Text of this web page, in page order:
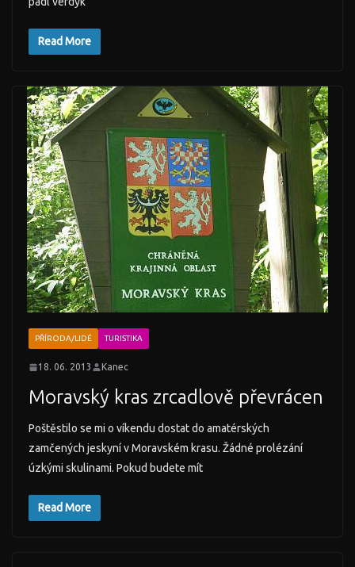
Read More
PŘÍRODA/LIDÉ TURISTIKA
18. 06. 2013 Kanec
Moravský kras zrcadlově převrácen
Poštěstilo se mi o víkendu dostat do amatérských
zamčených jeskyní v Moravském krasu. Žádné prolézání
úzkými skulinami. Pokud budete mít
Read More